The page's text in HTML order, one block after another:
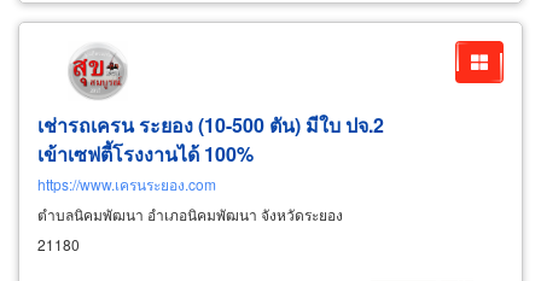
เช่ารถเครน ระยอง (10-500 ตัน) มีใบ ปจ.2
เข้าเซฟตี้โรงงานได้ 100%
https://www.เครนระยอง.com
ตำบลนิคมพัฒนา อำเภอนิคมพัฒนา จังหวัดระยอง
21180